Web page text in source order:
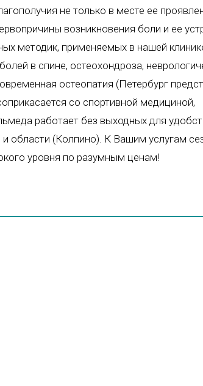
не только в месте ее
возникновения боли и ее
методик, применяемых в нашей
в спине, остеохондроза,
остеопатия (Петербург
со спортивной медициной,
работает без выходных для
области (Колпино). К Вашим услугам
уровня по разумным ценам!